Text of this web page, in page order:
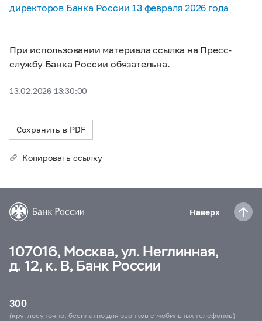
директоров Банка России 13 февраля 2026 года
При использовании материала ссылка на Пресс-
службу Банка России обязательна.
13.02.2026 13:30:00
Сохранить в PDF
Копировать ссылку
Наверх
107016, Москва, ул. Неглинная,
д. 12, к. В, Банк России
300
(круглосуточно, бесплатно для звонков с мобильных телефонов)